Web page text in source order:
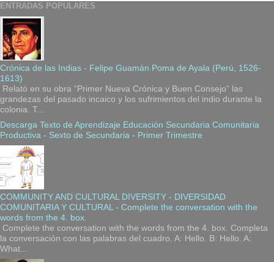
ENTRADAS POPULARES
Crónica de las Indias - Felipe Guamán Poma de Ayala (Perú, 1526-
1613)
Relató en su obra “Primer Nueva Crónica y Buen Consejo” las
grandezas del pasado incaico y los sufrimientos del indio durante la
colonia. T...
Descarga Texto de Aprendizaje Educación Secundaria Comunitaria
Productiva - Sexto de Secundaria - Primer Trimestre
COMMUNITY AND CULTURAL DIVERSITY - DIVERSIDAD
COMUNITARIA Y CULTURAL - Complete the conversation with the
words from the 4. box.
Complete the conversation with the words from the 4. box. Completa
la conversación con las palabras del cuadro. A: Hello. B: Hello. A:
What...